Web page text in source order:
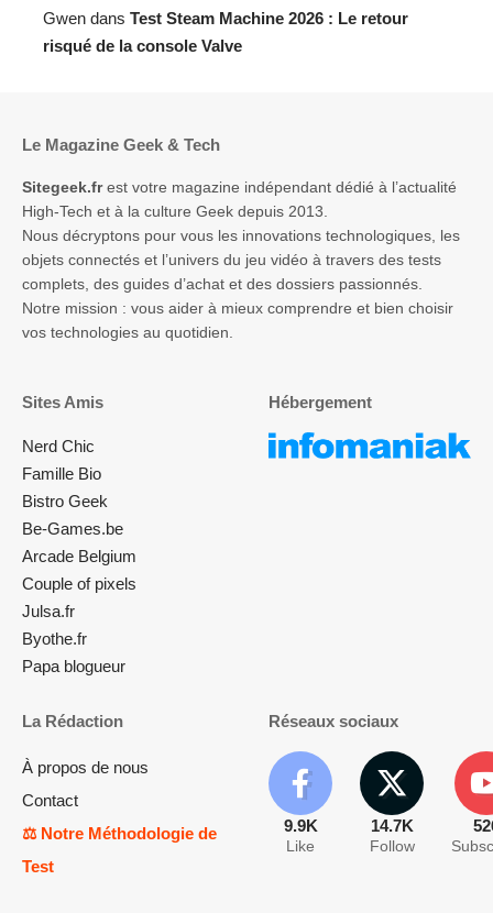
Gwen dans Test Steam Machine 2026 : Le retour
risqué de la console Valve
Le Magazine Geek & Tech
Sitegeek.frest votre magazine indépendant dédié à l’actualité
High-Tech et à la culture Geek depuis 2013.
Nous décryptons pour vous les innovations technologiques, les
objets connectés et l’univers du jeu vidéo à travers des tests
complets, des guides d’achat et des dossiers passionnés.
Notre mission : vous aider à mieux comprendre et bien choisir
vos technologies au quotidien.
Sites Amis
Nerd Chic
Famille Bio
Bistro Geek
Be-Games.be
Arcade Belgium
Couple of pixels
Julsa.fr
Byothe.fr
Papa blogueur
Hébergement
La Rédaction
À propos de nous
Contact
⚖️ Notre Méthodologie de
Test
Réseaux sociaux
9.9K
Like
14.7K
Follow